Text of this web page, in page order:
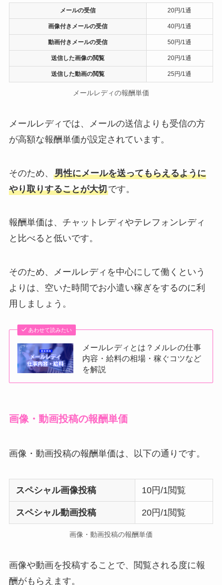
メールの受信 20円/1通
画像付きメールの受信 40円/1通
動画付きメールの受信 50円/1通
送信した画像の閲覧 20円/1通
送信した動画の閲覧 25円/1通
メールレディの報酬単価
メールレディでは、メールの送信よりも受信の方
が高額な報酬単価が設定されています。
そのため、 男性にメールを送ってもらえるように
やり取りすることが大切です。
報酬単価は、チャットレディやテレフォンレディ
と比べると低いです。
そのため、メールレディを中心にして働くという
よりは、空いた時間でお小遣い稼ぎをするのに利
用しましょう。
あわせて読みたい
メールレディとは？メルレの仕事
内容・給料の相場・稼ぐコツなど
を解説
画像・動画投稿の報酬単価
画像・動画投稿の報酬単価は、以下の通りです。
スペシャル画像投稿 10円/1閲覧
スペシャル動画投稿 20円/1閲覧
画像・動画投稿の報酬単価
画像や動画を投稿することで、閲覧される度に報
酬がもらえます。